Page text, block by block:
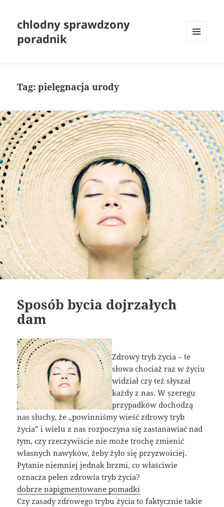
chlodny sprawdzony
poradnik
Tag:pielęgnacja urody
Sposób bycia dojrzałych
dam
Zdrowy tryb życia – te
słowa chociaż raz w życiu
widział czy też słyszał
każdy z nas. W szeregu
przypadków dochodzą
nas słuchy, że „powinniśmy wieść zdrowy tryb
życia” i wielu z nas rozpoczyna się zastanawiać nad
tym, czy rzeczywiście nie może trochę zmienić
własnych nawyków, żeby żyło się przyzwoiciej.
Pytanie niemniej jednak brzmi, co właściwie
oznacza pełen zdrowia tryb życia?
dobrze napigmentowane pomadki
Czy zasady zdrowego trybu życia to faktycznie takie